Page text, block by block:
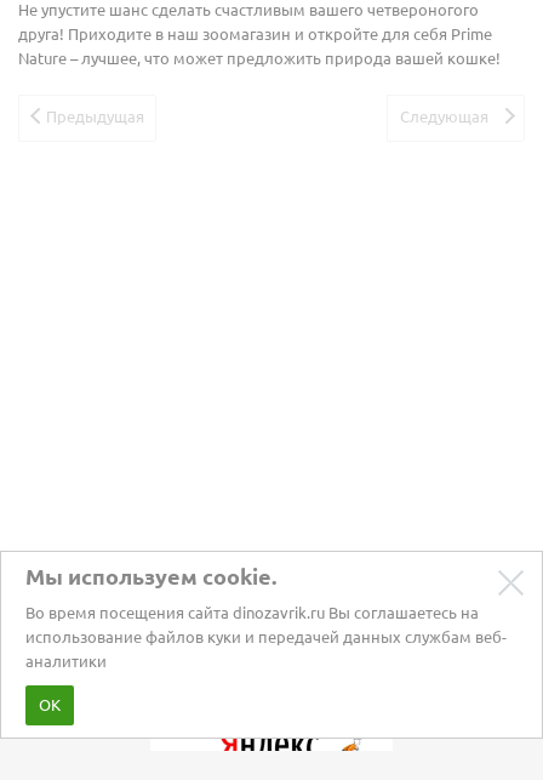
Не упустите шанс сделать счастливым вашего четвероногого
друга! Приходите в наш зоомагазин и откройте для себя Prime
Nature – лучшее, что может предложить природа вашей кошке!
Предыдущая Следующая
Мы используем cookie.
Во время посещения сайта dinozavrik.ru Вы соглашаетесь на
использование файлов куки и передачей данных службам веб-
аналитики
ОК